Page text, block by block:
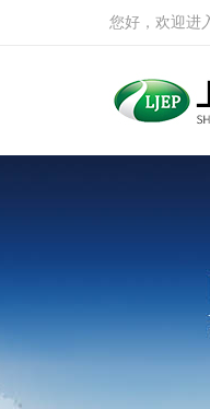
您好，欢迎进